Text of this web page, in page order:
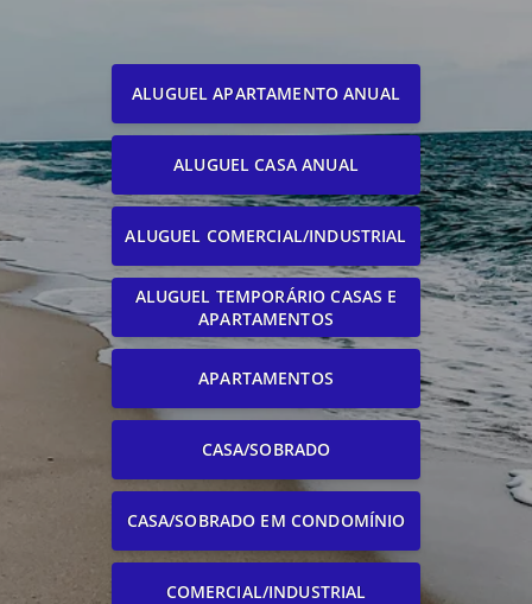
ALUGUEL APARTAMENTO ANUAL
ALUGUEL CASA ANUAL
ALUGUEL COMERCIAL/INDUSTRIAL
ALUGUEL TEMPORÁRIO CASAS E
APARTAMENTOS
APARTAMENTOS
CASA/SOBRADO
CASA/SOBRADO EM CONDOMÍNIO
COMERCIAL/INDUSTRIAL